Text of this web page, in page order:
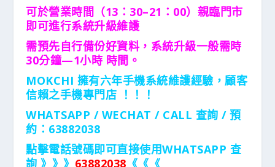
可於營業時間（13：30–21：00）親臨門市
即可進行系統升級維護
需預先自行備份好資料，系統升級一般需時
30分鐘—1小時 時間。
MOKCHI 擁有六年手機系統維護經驗，顧客
信賴之手機專門店 ！！！
WHATSAPP / WECHAT / CALL 查詢 / 預
約：63882038
點擊電話號碼即可直接使用WHATSAPP 查
詢 》》》 63882038 《《《